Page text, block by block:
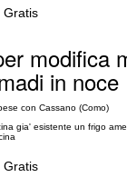
Gratis
modifica
in noce
con Cassano (Como)
gia' esistente un frigo
Gratis